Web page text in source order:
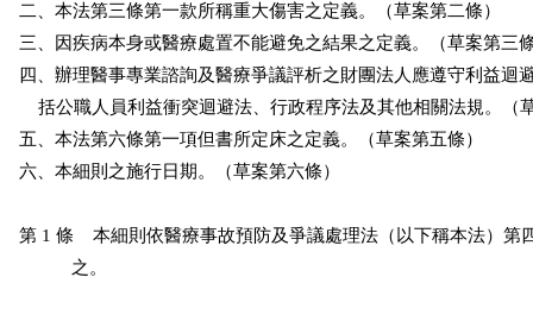
二、本法第三條第一款所稱重大傷害之定義。（草案第二條）
三、因疾病本身或醫療處置不能避免之結果之定義。（草案第三
四、辦理醫事專業諮詢及醫療爭議評析之財團法人應遵守利益迴
括公職人員利益衝突迴避法、行政程序法及其他相關法規。（
五、本法第六條第一項但書所定床之定義。（草案第五條）
六、本細則之施行日期。（草案第六條）
第 1 條    本細則依醫療事故預防及爭議處理法（以下稱本法）第
           之。